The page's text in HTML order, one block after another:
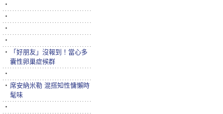
‧
‧
‧
‧
‧
「好朋友」沒報到！當心多
囊性卵巢症候群
‧
‧ 席安納米勒 混搭知性慵懶時
髦味
‧